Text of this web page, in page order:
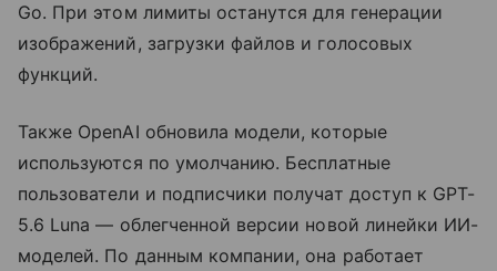
Go. При этом лимиты останутся для генерации
изображений, загрузки файлов и голосовых
функций.
Также OpenAI обновила модели, которые
используются по умолчанию. Бесплатные
пользователи и подписчики получат доступ к GPT-
5.6 Luna — облегченной версии новой линейки ИИ-
моделей. По данным компании, она работает